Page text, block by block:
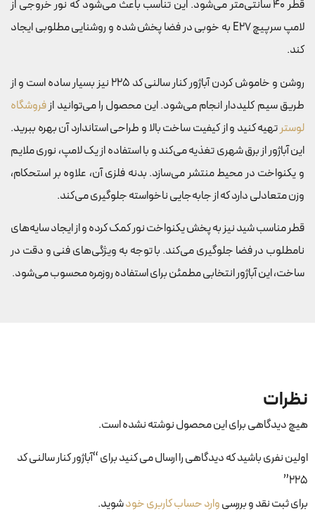
قطر 40 سانتی‌متر می‌شود. این تناسب باعث می‌شود که نور خروجی از
لامپ سرپیچ E27 به خوبی در فضا پخش شده و روشنایی مطلوبی ایجاد
کند.
روشن و خاموش کردن آباژور کنار سالنی کد 225 نیز بسیار ساده است و از
طریق سیم کلیددار انجام می‌شود. این محصول را می‌توانید از فروشگاه
لوستر تهیه کنید و از کیفیت ساخت بالا و طراحی استاندارد آن بهره ببرید.
این آباژور از برق شهری تغذیه می‌کند و با استفاده از یک لامپ، نوری ملایم
و یکنواخت در محیط منتشر می‌سازد. بدنه فلزی آن، علاوه بر استحکام،
وزن متعادلی دارد که از جابه‌جایی ناخواسته جلوگیری می‌کند.
قطر مناسب شید نیز به پخش یکنواخت نور کمک کرده و از ایجاد سایه‌های
نامطلوب در فضا جلوگیری می‌کند. با توجه به ویژگی‌های فنی و دقت در
ساخت، این آباژور انتخابی مطمئن برای استفاده روزمره محسوب می‌شود.
نظرات
هیچ دیدگاهی برای این محصول نوشته نشده است.
اولین نفری باشید که دیدگاهی را ارسال می کنید برای “آباژور کنار سالنی کد
۲۲۵”
برای ثبت نقد و بررسیوارد حساب کاربری خودشوید.